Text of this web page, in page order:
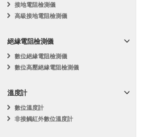
接地電阻檢測儀
高級接地電阻檢測儀
絕緣電阻檢測儀
數位絕緣電阻檢測儀
數位高壓絕緣電阻檢測儀
溫度計
數位溫度計
非接觸紅外數位溫度計